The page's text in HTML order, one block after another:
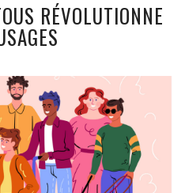
RÉVOLUTIONNE